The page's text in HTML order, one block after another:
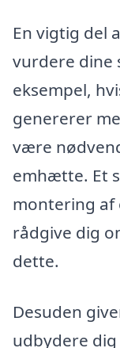
En vigtig del
vurdere dine
eksempel,
genererer
være
emhætte. Et
montering af
rådgive dig
dette.
Desuden
udbydere